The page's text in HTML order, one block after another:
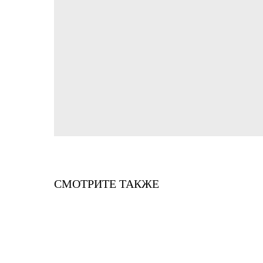
СМОТРИТЕ ТАКЖЕ